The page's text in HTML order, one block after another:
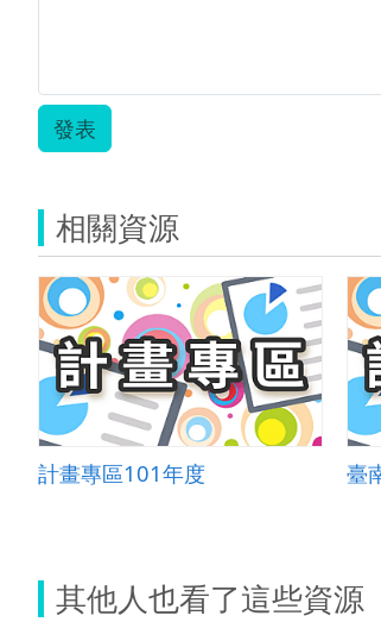
發表
相關資源
計畫專區101年度
其他人也看了這些資源